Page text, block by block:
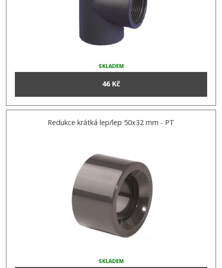
SKLADEM
46 Kč
Redukce krátká lep/lep 50x32 mm - PT
SKLADEM